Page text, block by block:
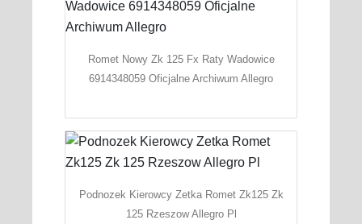
Romet Nowy Zk 125 Fx Raty Wadowice
6914348059 Oficjalne Archiwum Allegro
Podnozek Kierowcy Zetka Romet Zk125 Zk
125 Rzeszow Allegro Pl